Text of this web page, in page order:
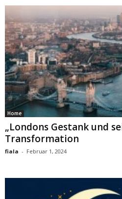
Home
„Londons Gestank und
Transformation
fiala - Februar 1, 2024